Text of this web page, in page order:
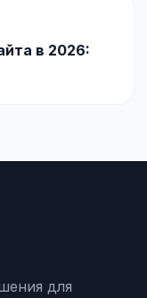
в 2026:
для